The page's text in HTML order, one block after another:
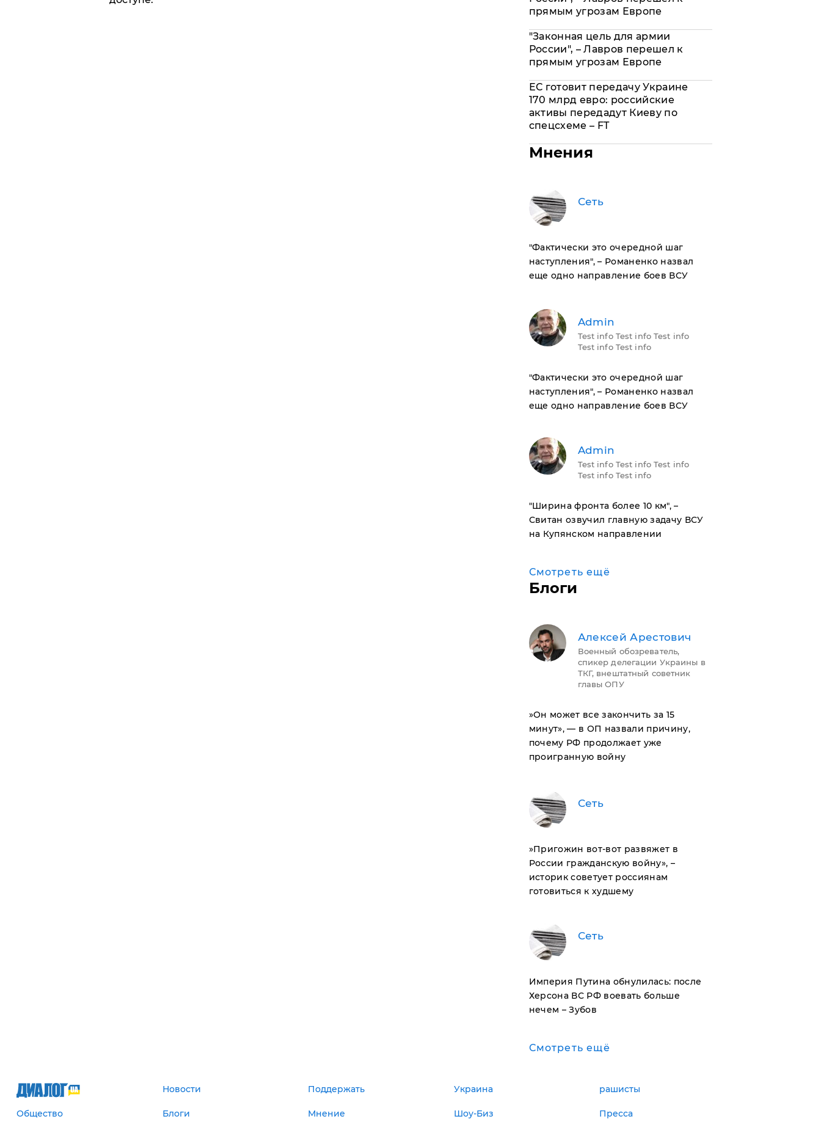
прямым угрозам Европе
"Законная цель для армии
России", – Лавров перешел к
прямым угрозам Европе
ЕС готовит передачу Украине
170 млрд евро: российские
активы передадут Киеву по
спецсхеме – FT
Мнения
Сеть
​"Фактически это очередной шаг
наступления", – Романенко назвал
еще одно направление боев ВСУ
Admin
Test info Test info Test info
Test info Test info
​"Фактически это очередной шаг
наступления", – Романенко назвал
еще одно направление боев ВСУ
Admin
Test info Test info Test info
Test info Test info
​"Ширина фронта более 10 км", –
Свитан озвучил главную задачу ВСУ
на Купянском направлении
Смотреть ещё
Блоги
Алексей Арестович
Военный обозреватель,
спикер делегации Украины в
ТКГ, внештатный советник
главы ОПУ
​»Он может все закончить за 15
минут», — в ОП назвали причину,
почему РФ продолжает уже
проигранную войну
Сеть
​»Пригожин вот-вот развяжет в
России гражданскую войну», –
историк советует россиянам
готовиться к худшему
Сеть
Империя Путина обнулилась: после
Херсона ВС РФ воевать больше
нечем – Зубов
Смотреть ещё
Новости Поддержать Украина рашисты
Общество Блоги Мнение Шоу-Биз Пресса